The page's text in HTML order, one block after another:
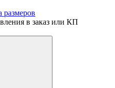
размеров
в заказ или КП